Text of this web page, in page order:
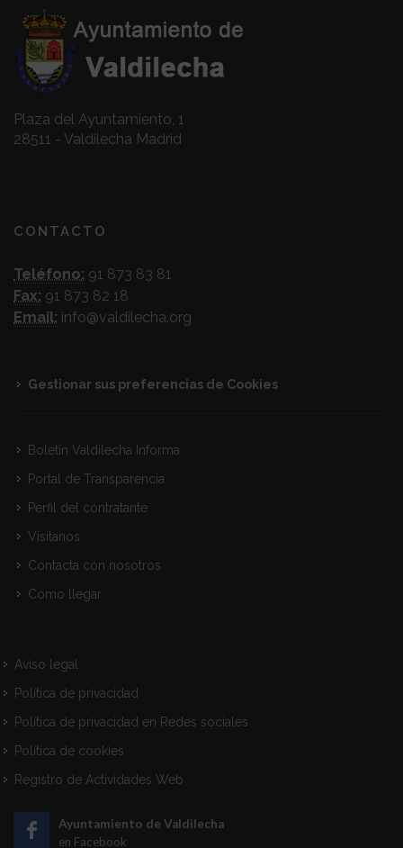
Plaza del Ayuntamiento, 1
28511 - Valdilecha Madrid
CONTACTO
Teléfono: 91 873 83 81
Fax: 91 873 82 18
Email: info@valdilecha.org
Gestionar sus preferencias de Cookies
Boletín Valdilecha Informa
Portal de Transparencia
Perfil del contratante
Visitanos
Contacta con nosotros
Como llegar
Aviso legal
Política de privacidad
Política de privacidad en Redes sociales
Política de cookies
Registro de Actividades Web
Ayuntamiento de Valdilecha
en Facebook